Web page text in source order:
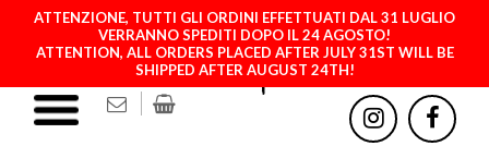
ATTENZIONE, TUTTI GLI ORDINI EFFETTUATI DAL 31 LUGLIO
VERRANNO SPEDITI DOPO IL 24 AGOSTO!
ATTENTION, ALL ORDERS PLACED AFTER JULY 31ST WILL BE
SHIPPED AFTER AUGUST 24TH!